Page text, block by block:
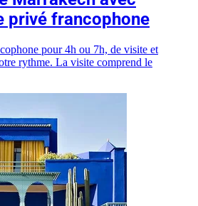
privé francophone
pour 4h ou 7h, de visite et
rythme. La visite comprend le